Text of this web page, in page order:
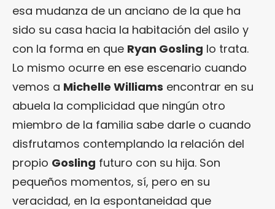
esa mudanza de un anciano de la que ha
sido su casa hacia la habitación del asilo y
con la forma en que Ryan Gosling lo trata.
Lo mismo ocurre en ese escenario cuando
vemos a Michelle Williams encontrar en su
abuela la complicidad que ningún otro
miembro de la familia sabe darle o cuando
disfrutamos contemplando la relación del
propio Gosling futuro con su hija. Son
pequeños momentos, sí, pero en su
veracidad, en la espontaneidad que